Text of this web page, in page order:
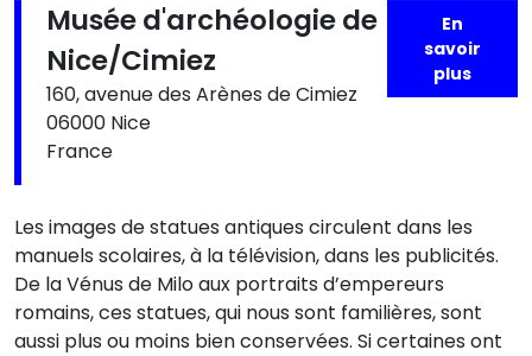
Musée d'archéologie de
Nice/Cimiez
160, avenue des Arènes de Cimiez
06000 Nice
France
En
savoir
plus
Les images de statues antiques circulent dans les
manuels scolaires, à la télévision, dans les publicités.
De la Vénus de Milo aux portraits d’empereurs
romains, ces statues, qui nous sont familières, sont
aussi plus ou moins bien conservées. Si certaines ont